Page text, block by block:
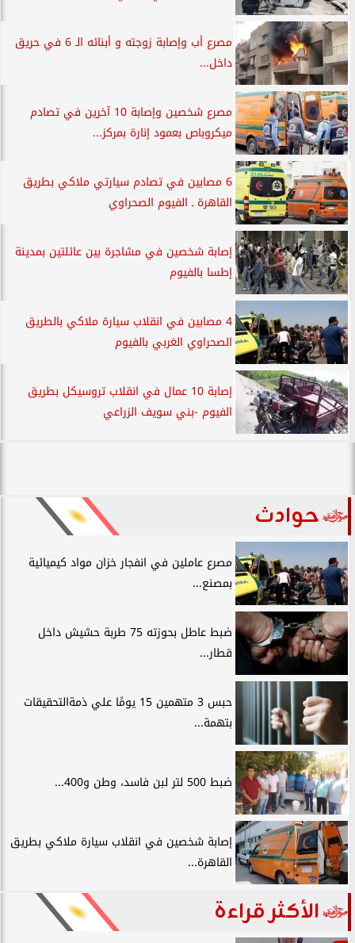
مصرع أب وإصابة زوجته و أبنائه الـ 6 في حريق
داخل...
مصرع شخصين وإصابة 10 آخرين في تصادم
ميكروباص بعمود إنارة بمركز...
6 مصابين في تصادم سيارتي ملاكي بطريق
القاهرة ـ الفيوم الصحراوي
إصابة شخصين في مشاجرة بين عائلتين بمدينة
إطسا بالفيوم
4 مصابين في انقلاب سيارة ملاكي بالطريق
الصحراوي الغربي بالفيوم
إصابة 10 عمال في انقلاب تروسيكل بطريق
الفيوم -بني سويف الزراعي
حوادث
مصرع عاملين في انفجار خزان مواد كيميائية
بمصنع...
ضبط عاطل بحوزته 75 طربة حشيش داخل
قطار...
حبس 3 متهمين 15 يومًا علي ذمةالتحقيقات
بتهمة...
ضبط 500 لتر لبن فاسد، وطن و400...
إصابة شخصين في انقلاب سيارة ملاكي بطريق
القاهرة...
الأكثر قراءة